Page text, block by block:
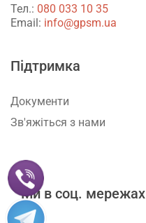
Тел.: ‎080 033 10 35
Email: info@gpsm.ua
Підтримка
Документи
Зв'яжіться з нами
Ми в соц. мережах